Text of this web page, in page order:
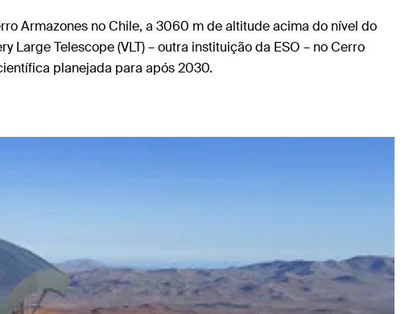
Armazones no Chile, a 3060 m de altitude acima do nível do
Telescope (VLT) – outra instituição da ESO – no Cerro
planejada para após 2030.